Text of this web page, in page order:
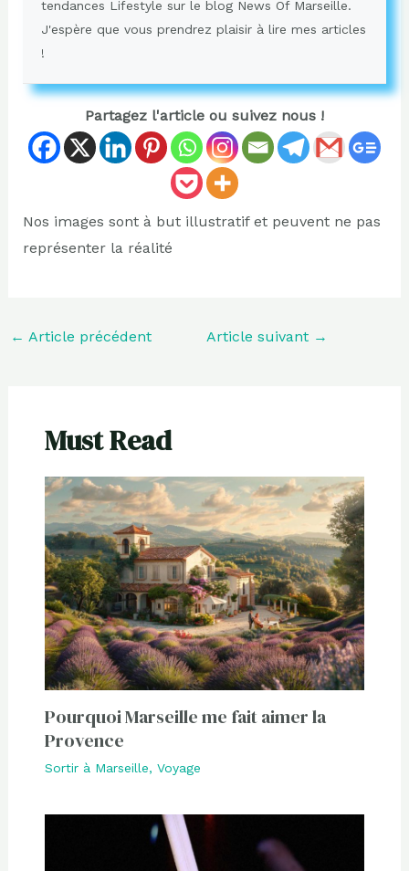
tendances Lifestyle sur le blog News Of Marseille.
J'espère que vous prendrez plaisir à lire mes articles
!
Partagez l'article ou suivez nous !
Nos images sont à but illustratif et peuvent ne pas
représenter la réalité
← Article précédent Article suivant →
Must Read
Pourquoi Marseille me fait aimer la
Provence
Sortir à Marseille, Voyage